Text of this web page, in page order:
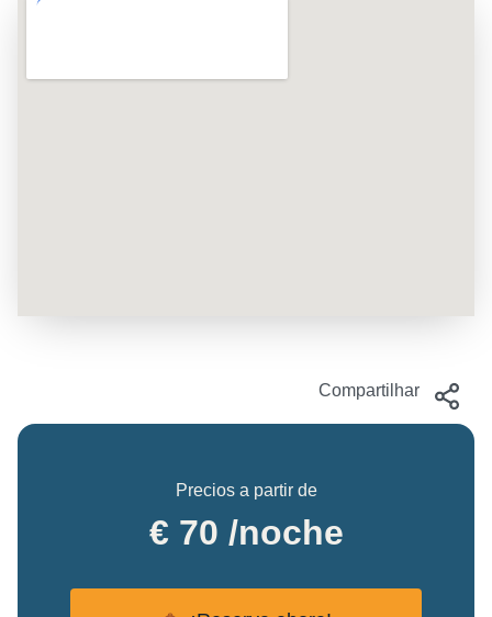
Compartilhar
Precios a partir de
€ 70 /noche